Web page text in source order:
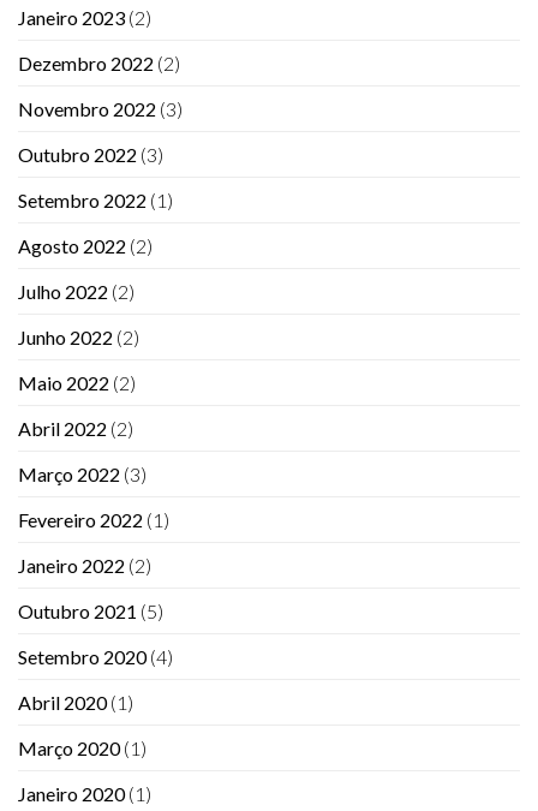
Janeiro 2023 (2)
Dezembro 2022 (2)
Novembro 2022 (3)
Outubro 2022 (3)
Setembro 2022 (1)
Agosto 2022 (2)
Julho 2022 (2)
Junho 2022 (2)
Maio 2022 (2)
Abril 2022 (2)
Março 2022 (3)
Fevereiro 2022 (1)
Janeiro 2022 (2)
Outubro 2021 (5)
Setembro 2020(4)
Abril 2020(1)
Março 2020(1)
Janeiro 2020(1)